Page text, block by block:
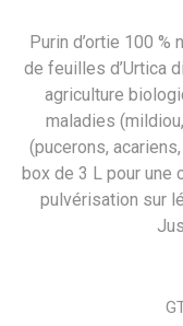
Purin d’ortie 100 %
de feuilles d’Urtica
agriculture
maladies
(pucerons,
box de 3 L pour une
pulvérisation sur